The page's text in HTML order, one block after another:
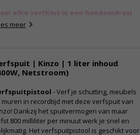
1x Handleiding
elke verfklus in een handomdraai
deze accu verfspuit van Wolfgang maak je
van een vervelend snoer dat in de weg zit.
verfspuit beschikt over drie instelbare
kunt toepassen op het oppervlak dat je
behandelen. De meegeleverde spuitkop is
voor een brede variatie aan
zoals water- en
verven, primers,
meer
| Kinzo | 1 liter inhoud
Netstroom)
- Verf je schutting, meubels
muren in recordtijd met deze verfspuit van
Dankzij het spuitvermogen van maar
800 milliliter per minuut werk je snel en
Het verfspuitpistool is geschikt voor